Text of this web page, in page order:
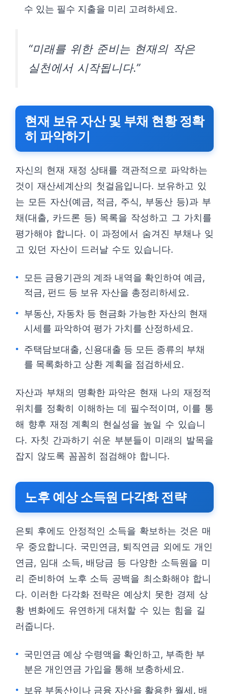
수 있는 필수 지출을 미리 고려하세요.
“미래를 위한 준비는 현재의 작은
실천에서 시작됩니다.”
현재 보유 자산 및 부채 현황 정확
히 파악하기
자신의 현재 재정 상태를 객관적으로 파악하는
것이 재산세계산의 첫걸음입니다. 보유하고 있
는 모든 자산(예금, 적금, 주식, 부동산 등)과 부
채(대출, 카드론 등) 목록을 작성하고 그 가치를
평가해야 합니다. 이 과정에서 숨겨진 부채나 잊
고 있던 자산이 드러날 수도 있습니다.
모든 금융기관의 계좌 내역을 확인하여 예금,
적금, 펀드 등 보유 자산을 총정리하세요.
부동산, 자동차 등 현금화 가능한 자산의 현재
시세를 파악하여 평가 가치를 산정하세요.
주택담보대출, 신용대출 등 모든 종류의 부채
를 목록화하고 상환 계획을 점검하세요.
자산과 부채의 명확한 파악은 현재 나의 재정적
위치를 정확히 이해하는 데 필수적이며, 이를 통
해 향후 재정 계획의 현실성을 높일 수 있습니
다. 자칫 간과하기 쉬운 부분들이 미래의 발목을
잡지 않도록 꼼꼼히 점검해야 합니다.
노후 예상 소득원 다각화 전략
은퇴 후에도 안정적인 소득을 확보하는 것은 매
우 중요합니다. 국민연금, 퇴직연금 외에도 개인
연금, 임대 소득, 배당금 등 다양한 소득원을 미
리 준비하여 노후 소득 공백을 최소화해야 합니
다. 이러한 다각화 전략은 예상치 못한 경제 상
황 변화에도 유연하게 대처할 수 있는 힘을 길
러줍니다.
국민연금 예상 수령액을 확인하고, 부족한 부
분은 개인연금 가입을 통해 보충하세요.
보유 부동산이나 금융 자산을 활용한 월세, 배